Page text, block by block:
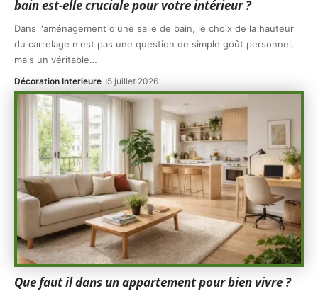
bain est-elle cruciale pour votre intérieur ?
Dans l'aménagement d'une salle de bain, le choix de la hauteur
du carrelage n'est pas une question de simple goût personnel,
mais un véritable…
Décoration Interieure 5 juillet 2026
Que faut il dans un appartement pour bien vivre ?